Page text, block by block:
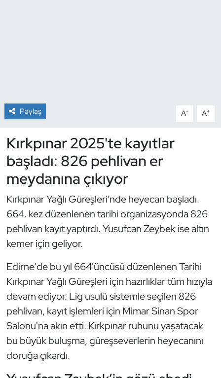
Paylaş A- A+
Kırkpınar 2025'te kayıtlar
başladı: 826 pehlivan er
meydanına çıkıyor
Kırkpınar Yağlı Güreşleri'nde heyecan başladı.
664. kez düzenlenen tarihi organizasyonda 826
pehlivan kayıt yaptırdı. Yusufcan Zeybek ise altın
kemer için geliyor.
Edirne'de bu yıl 664'üncüsü düzenlenen Tarihi
Kırkpınar Yağlı Güreşleri için hazırlıklar tüm hızıyla
devam ediyor. Lig usulü sistemle seçilen 826
pehlivan, kayıt işlemleri için Mimar Sinan Spor
Salonu'na akın etti. Kırkpınar ruhunu yaşatacak
bu büyük buluşma, güreşseverlerin heyecanını
doruğa çıkardı.
E-Spor
Eskrim
Futbol
Futsal
Genel
Golf
Güreş
Halter
Hava Sporları
Hentbol
İşitme Engelli Sporcular